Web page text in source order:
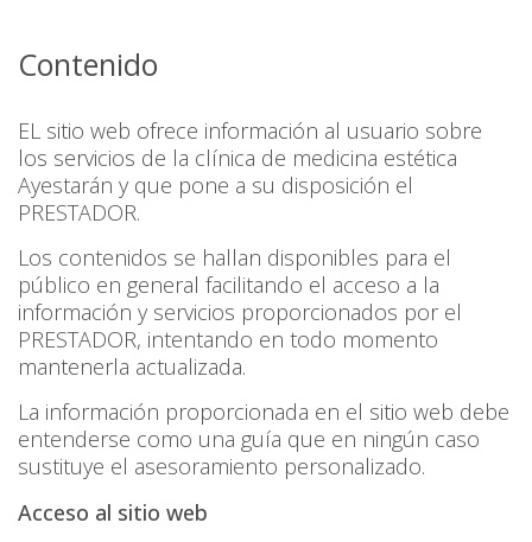
Contenido
EL sitio web ofrece información al usuario sobre
los servicios de la clínica de medicina estética
Ayestarán y que pone a su disposición el
PRESTADOR.
Los contenidos se hallan disponibles para el
público en general facilitando el acceso a la
información y servicios proporcionados por el
PRESTADOR, intentando en todo momento
mantenerla actualizada.
La información proporcionada en el sitio web debe
entenderse como una guía que en ningún caso
sustituye el asesoramiento personalizado.
Acceso al sitio web